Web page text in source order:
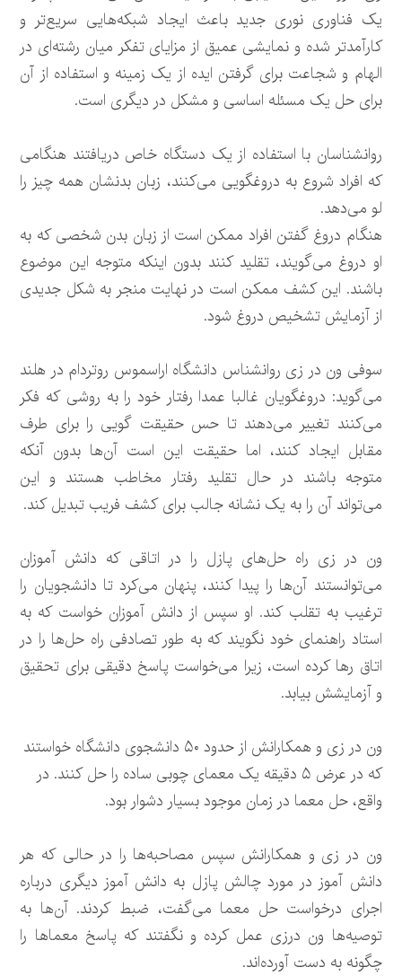
یک فناوری نوری جدید باعث ایجاد شبکه‌هایی سریع‌تر و
کارآمدتر شده و نمایشی عمیق از مزایای تفکر میان رشته‌ای در
الهام و شجاعت برای گرفتن ایده از یک زمینه و استفاده از آن
برای حل یک مسئله اساسی و مشکل در دیگری است.
روانشناسان با استفاده از یک دستگاه خاص دریافتند هنگامی
که افراد شروع به دروغگویی می‌کنند، زبان بدنشان همه چیز را
لو می‌دهد.
هنگام دروغ گفتن افراد ممکن است از زبان بدن شخصی که به
او دروغ می‌گویند، تقلید کنند بدون اینکه متوجه این موضوع
باشند. این کشف ممکن است در نهایت منجر به شکل جدیدی
از آزمایش تشخیص دروغ شود.
سوفی ون در زی روانشناس دانشگاه اراسموس روتردام در هلند
می‌گوید: دروغگویان غالبا عمدا رفتار خود را به روشی که فکر
می‌کنند تغییر می‌دهند تا حس حقیقت گویی را برای طرف
مقابل ایجاد کنند، اما حقیقت این است آن‌ها بدون آنکه
متوجه باشند در حال تقلید رفتار مخاطب هستند و این
می‌تواند آن را به یک نشانه جالب برای کشف فریب تبدیل کند.
ون در زی راه حل‌های پازل را در اتاقی که دانش آموزان
می‌توانستند آن‌ها را پیدا کنند، پنهان می‌کرد تا دانشجویان را
ترغیب به تقلب کند. او سپس از دانش آموزان خواست که به
استاد راهنمای خود نگویند که به طور تصادفی راه حل‌ها را در
اتاق رها کرده است، زیرا می‌خواست پاسخ دقیقی برای تحقیق
و آزمایشش بیابد.
ون در زی و همکارانش از حدود ۵۰ دانشجوی دانشگاه خواستند
که در عرض ۵ دقیقه یک معمای چوبی ساده را حل کنند. در
واقع، حل معما در زمان موجود بسیار دشوار بود.
ون در زی و همکارانش سپس مصاحبه‌ها را در حالی که هر
دانش آموز در مورد چالش پازل به دانش آموز دیگری درباره
اجرای درخواست حل معما می‌گفت، ضبط کردند. آن‌ها به
توصیه‌ها ون درزی عمل کرده و نگفتند که پاسخ معما‌ها را
چگونه به دست آورده‌اند.